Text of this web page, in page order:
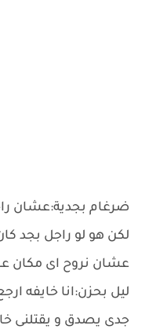
ضرغام بجدية:عشان
لكن هو لو راجل بجد
عشان نروح اى مكان
ليل بحزن:انا خايفه
جدى يصدق و يقتلنى